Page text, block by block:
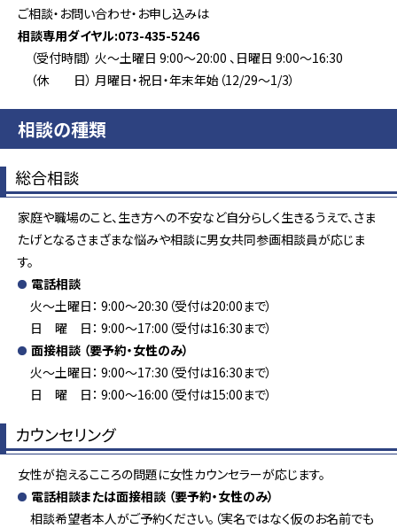
ご相談・お問い合わせ・お申し込みは
相談専用ダイヤル:073-435-5246
（受付時間） 火～土曜日 9:00～20:00 、日曜日 9:00～16:30
（休 日） 月曜日・祝日・年末年始（12/29～1/3）
相談の種類
総合相談
家庭や職場のこと、生き方への不安など自分らしく生きるうえで、さま
たげとなるさまざまな悩みや相談に男女共同参画相談員が応じま
す。
電話相談
火～土曜日： 9:00～20:30（受付は20:00まで）
日 曜 日： 9:00～17:00（受付は16:30まで）
面接相談 （要予約・女性のみ）
火～土曜日： 9:00～17:30（受付は16:30まで）
日 曜 日： 9:00～16:00（受付は15:00まで）
カウンセリング
女性が抱えるこころの問題に女性カウンセラーが応じます。
電話相談または面接相談 （要予約・女性のみ）
相談希望者本人がご予約ください。（実名ではなく仮のお名前でも